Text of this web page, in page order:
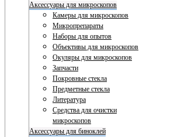
Аксессуары для микроскопов
Камеры для микроскопов
Микропрепараты
Наборы для опытов
Объективы для микроскопов
Окуляры для микроскопов
Запчасти
Покровные стекла
Предметные стекла
Литература
Средства для очистки
микроскопов
Аксессуары для биноклей